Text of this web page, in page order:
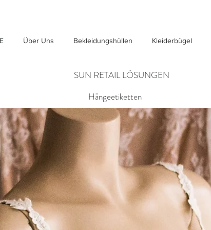
Über Uns Bekleidungshüllen Kleiderbügel
SUN RETAIL LÖSUNGEN
Hängeetiketten